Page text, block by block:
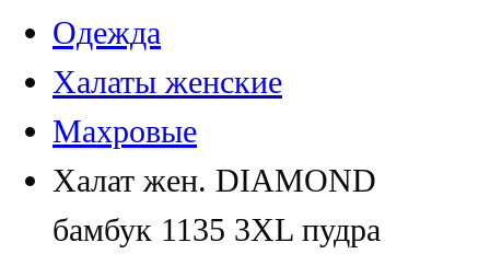
Одежда
Халаты женские
Махровые
Халат жен. DIAMOND
бамбук 1135 3XL пудра